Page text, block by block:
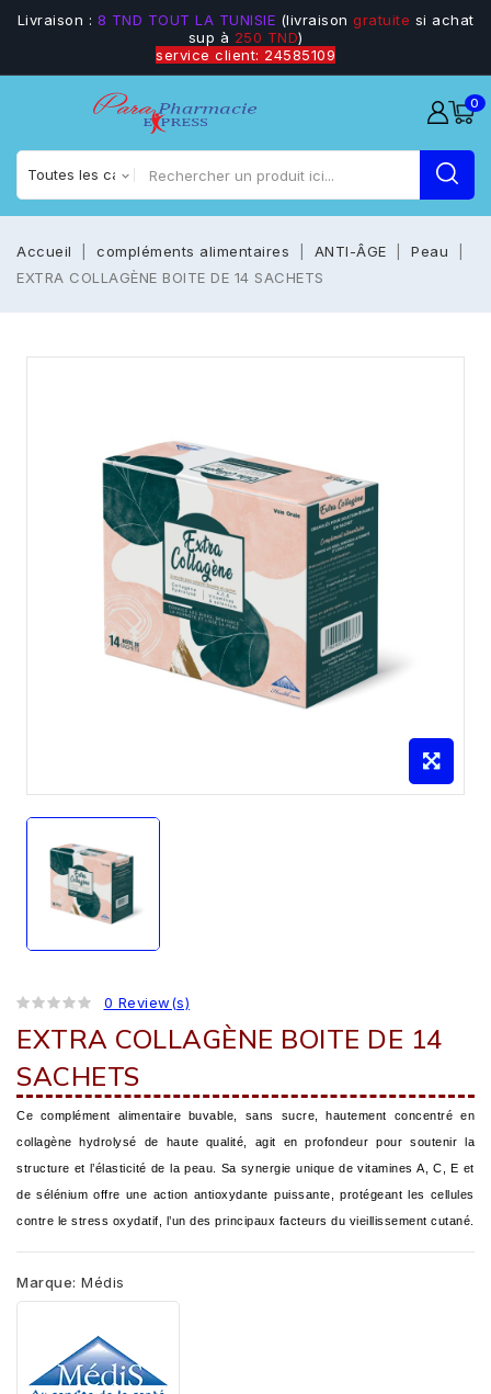
Livraison : 8 TND TOUT LA TUNISIE (livraison gratuite si achat
sup à 250 TND)
service client: 24585109
0
Accueil compléments alimentaires ANTI-ÂGE
Peau
EXTRA COLLAGÈNE BOITE DE 14 SACHETS
0 Review(s)
EXTRA COLLAGÈNE BOITE DE 14
SACHETS
Ce complément alimentaire buvable, sans sucre, hautement concentré en
collagène hydrolysé de haute qualité, agit en profondeur pour soutenir la
structure et l’élasticité de la peau. Sa synergie unique de vitamines A, C, E et
de sélénium offre une action antioxydante puissante, protégeant les cellules
contre le stress oxydatif, l’un des principaux facteurs du vieillissement cutané.
Marque: Médis